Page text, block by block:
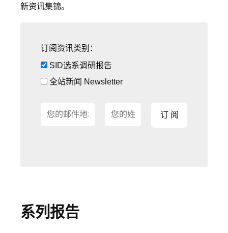
新资讯集锦。
订阅资讯类别：
SID选系调研报告
全站新闻 Newsletter
系列报告